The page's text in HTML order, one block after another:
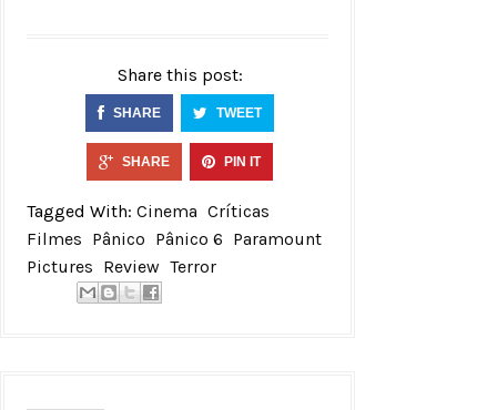
Share this post:
SHARE TWEET
SHARE PIN IT
Tagged With: Cinema Críticas
Filmes Pânico Pânico 6 Paramount
Pictures Review Terror